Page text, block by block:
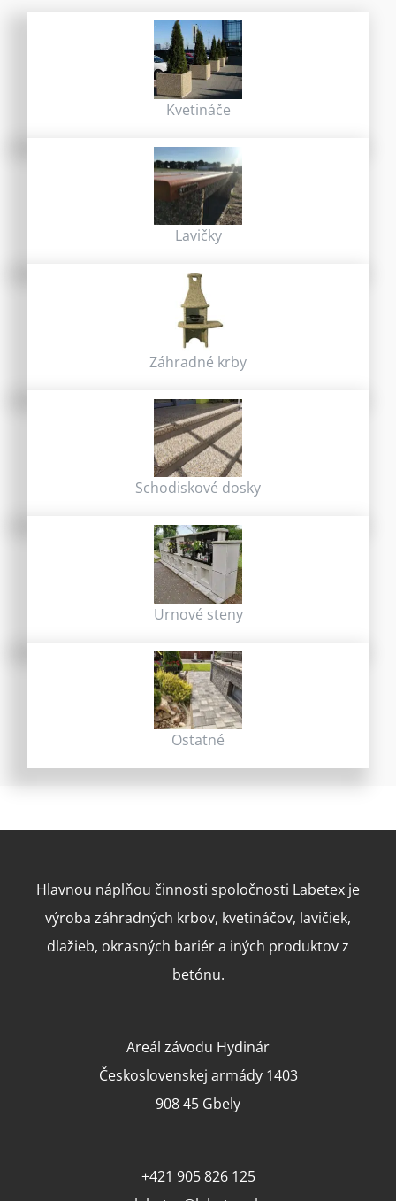
Kvetináče
Lavičky
Záhradné krby
Schodiskové dosky
Urnové steny
Ostatné
Hlavnou náplňou činnosti spoločnosti Labetex je
výroba záhradných krbov, kvetináčov, lavičiek,
dlažieb, okrasných bariér a iných produktov z
betónu.
Areál závodu Hydinár
Československej armády 1403
908 45 Gbely
+421 905 826 125